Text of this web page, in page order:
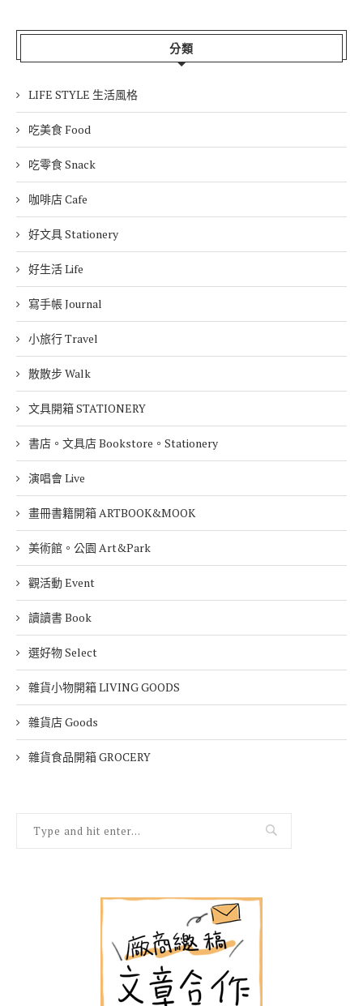
分類
LIFE STYLE 生活風格
吃美食 Food
吃零食 Snack
咖啡店 Cafe
好文具 Stationery
好生活 Life
寫手帳 Journal
小旅行 Travel
散散步 Walk
文具開箱 STATIONERY
書店。文具店 Bookstore。Stationery
演唱會 Live
畫冊書籍開箱 ARTBOOK&MOOK
美術館。公園 Art&Park
觀活動 Event
讀讀書 Book
選好物 Select
雜貨小物開箱 LIVING GOODS
雜貨店 Goods
雜貨食品開箱 GROCERY